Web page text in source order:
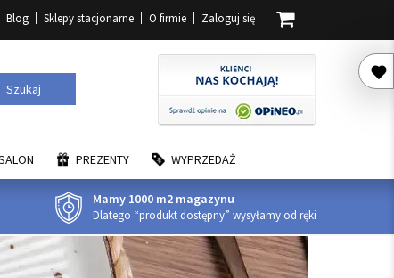
Blog Sklepy stacjonarne O firmie Zaloguj się
Szukaj
PREZENTY WYPRZEDAŻ
Mamy 1000 m2 magazynu
Dlatego “produkt dostępny” wysyłamy od ręki